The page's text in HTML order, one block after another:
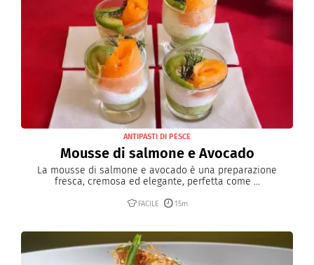
ANTIPASTI DI PESCE
Mousse di salmone e Avocado
La mousse di salmone e avocado è una preparazione
fresca, cremosa ed elegante, perfetta come ...
FACILE 15m